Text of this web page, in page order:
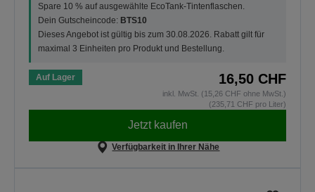
Spare 10 % auf ausgewählte EcoTank-Tintenflaschen.
Dein Gutscheincode: BTS10
Dieses Angebot ist gültig bis zum 30.08.2026. Rabatt gilt für
maximal 3 Einheiten pro Produkt und Bestellung.
Auf Lager 16,50 CHF
inkl. MwSt. (15,26 CHF ohne MwSt.)
(235,71 CHF pro Liter)
Jetzt kaufen
Verfügbarkeit in Ihrer Nähe